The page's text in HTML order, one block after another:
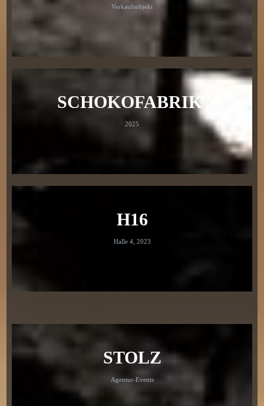
Verkaufsobjekt
SCHOKOFABRIK
2025
H16
Halle 4, 2023
STOLZ
Agentur-Events